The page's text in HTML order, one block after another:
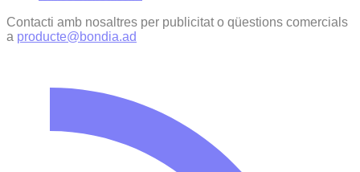
Contacti amb nosaltres per publicitat o qüestions comercials
a producte@bondia.ad